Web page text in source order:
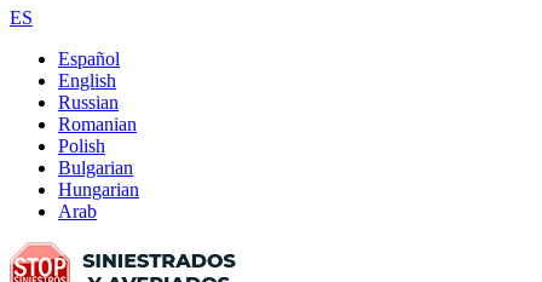
ES
Español
English
Russian
Romanian
Polish
Bulgarian
Hungarian
Arab